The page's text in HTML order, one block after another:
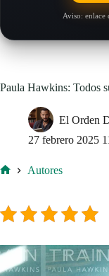
Aviso: enlace
Paula Hawkins: Todos
El Orden
27 febrero 2025
Autores